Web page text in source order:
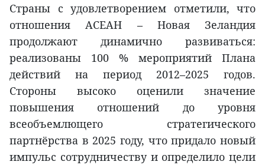
Страны с удовлетворением отметили, что
отношения АСЕАН – Новая Зеландия
продолжают динамично развиваться:
реализованы 100 % мероприятий Плана
действий на период 2012–2025 годов.
Стороны высоко оценили значение
повышения отношений до уровня
всеобъемлющего стратегического
партнёрства в 2025 году, что придало новый
импульс сотрудничеству и определило цели